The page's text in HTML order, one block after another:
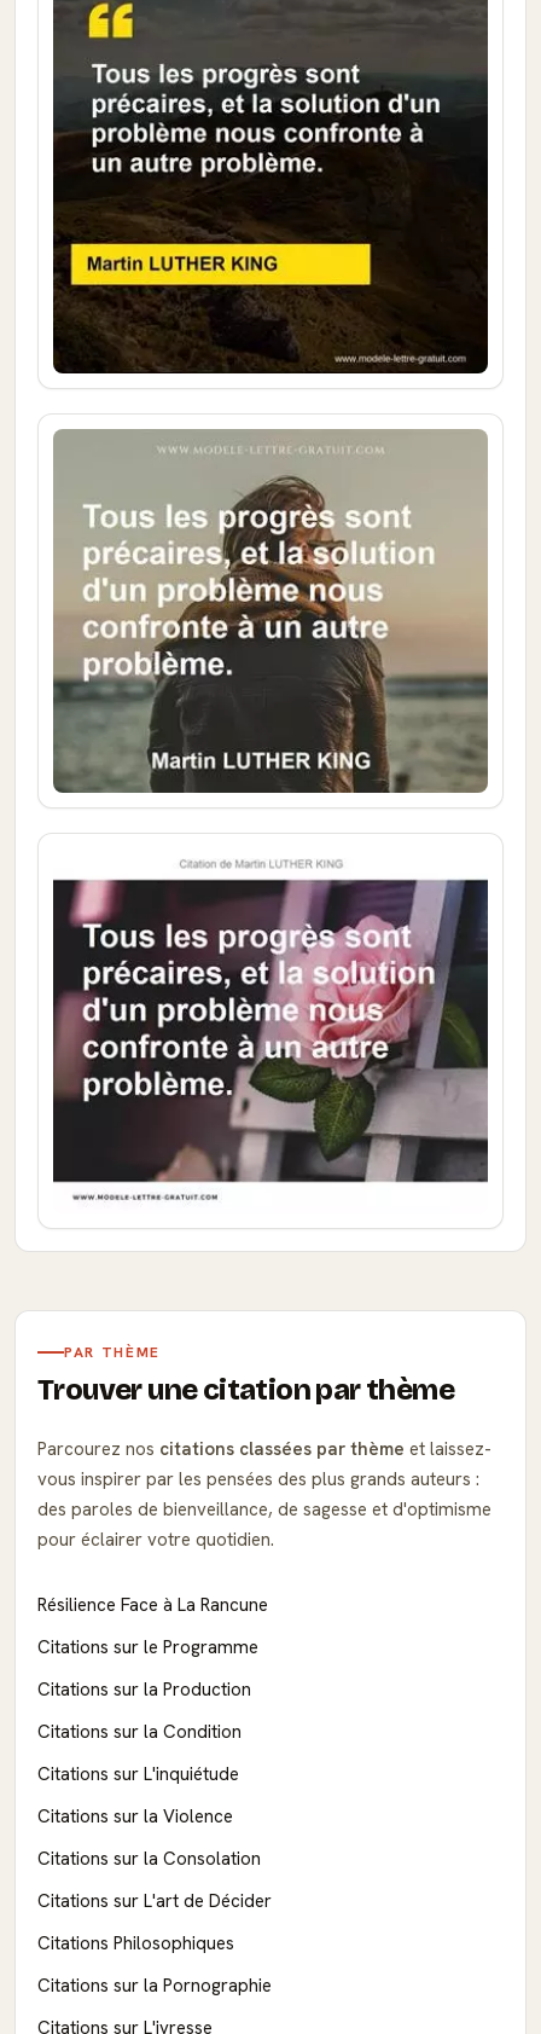
PAR THÈME
Trouver une citation par thème
Parcourez nos citations classées par thème et laissez-
vous inspirer par les pensées des plus grands auteurs :
des paroles de bienveillance, de sagesse et d'optimisme
pour éclairer votre quotidien.
Résilience Face à La Rancune
Citations sur le Programme
Citations sur la Production
Citations sur la Condition
Citations sur L'inquiétude
Citations sur la Violence
Citations sur la Consolation
Citations sur L'art de Décider
Citations Philosophiques
Citations sur la Pornographie
Citations sur L'ivresse